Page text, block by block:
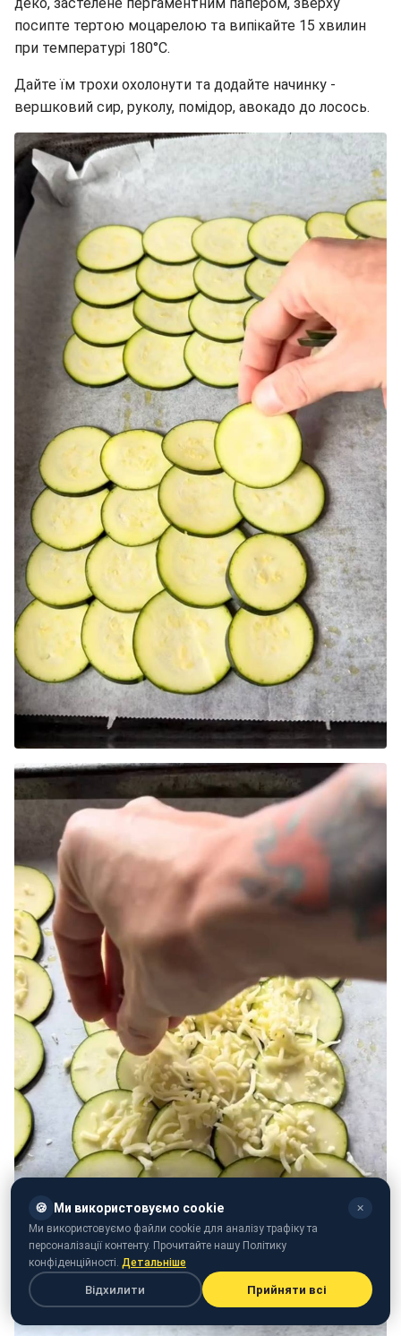
посипте тертою моцарелою та випікайте 15 хвилин
при температурі 180°C.
Дайте їм трохи охолонути та додайте начинку -
вершковий сир, руколу, помідор, авокадо до лосось.
🍪 Ми використовуємо cookie ✕
Ми використовуємо файли cookie для аналізу трафіку та
персоналізації контенту. Прочитайте нашу Політику
конфіденційності. Детальніше
Відхилити Прийняти всі